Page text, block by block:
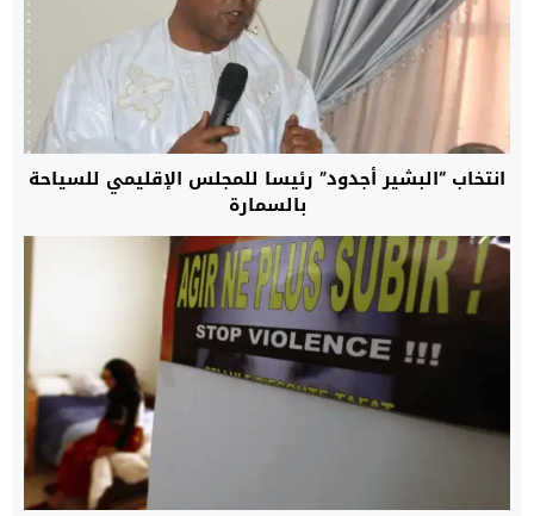
انتخاب “البشير أجدود” رئيسا للمجلس الإقليمي للسياحة
بالسمارة